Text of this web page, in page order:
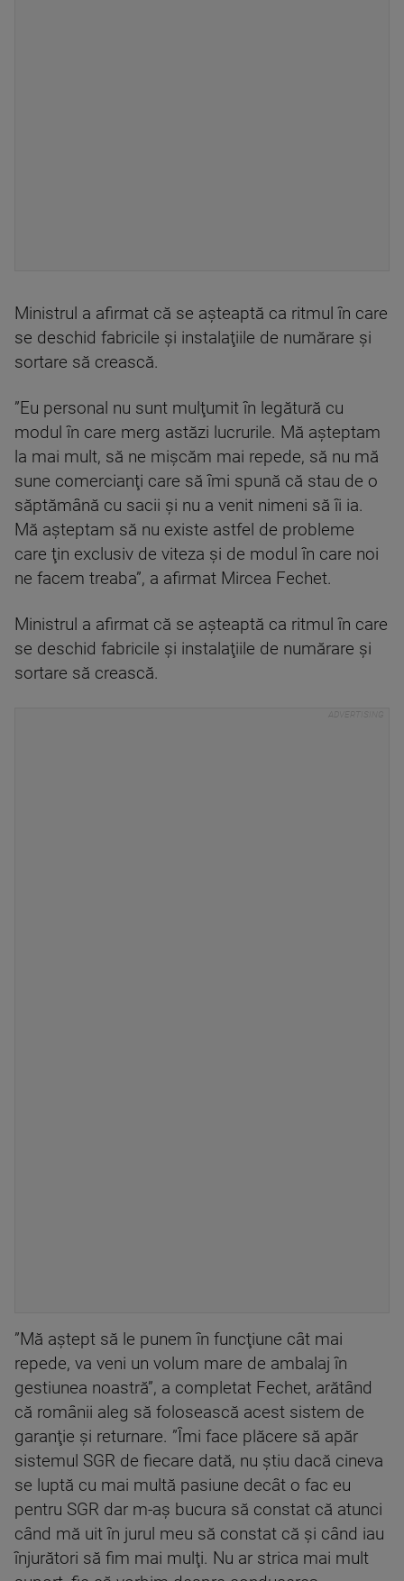
Ministrul a afirmat că se aşteaptă ca ritmul în care
se deschid fabricile şi instalaţiile de numărare şi
sortare să crească.
”Eu personal nu sunt mulţumit în legătură cu
modul în care merg astăzi lucrurile. Mă aşteptam
la mai mult, să ne mişcăm mai repede, să nu mă
sune comercianţi care să îmi spună că stau de o
săptămână cu sacii şi nu a venit nimeni să îi ia.
Mă aşteptam să nu existe astfel de probleme
care ţin exclusiv de viteza şi de modul în care noi
ne facem treaba”, a afirmat Mircea Fechet.
Ministrul a afirmat că se aşteaptă ca ritmul în care
se deschid fabricile şi instalaţiile de numărare şi
sortare să crească.
”Mă aştept să le punem în funcţiune cât mai
repede, va veni un volum mare de ambalaj în
gestiunea noastră”, a completat Fechet, arătând
că românii aleg să folosească acest sistem de
garanţie şi returnare. ”Îmi face plăcere să apăr
sistemul SGR de fiecare dată, nu ştiu dacă cineva
se luptă cu mai multă pasiune decât o fac eu
pentru SGR dar m-aş bucura să constat că atunci
când mă uit în jurul meu să constat că şi când iau
înjurători să fim mai mulţi. Nu ar strica mai mult